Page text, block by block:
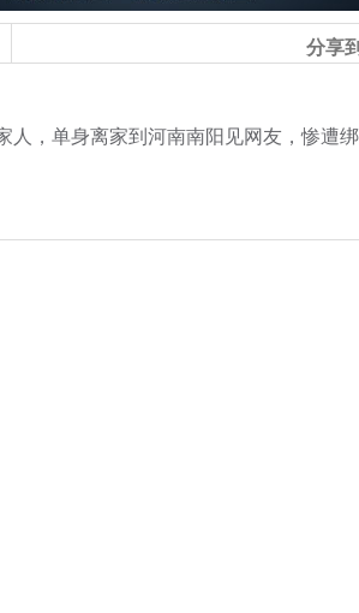
分享
，单身离家到河南南阳见网友，惨遭